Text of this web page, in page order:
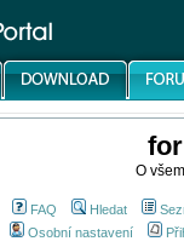
O
FAQ Hledat
Osobní nastavení